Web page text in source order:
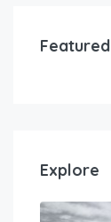
Featured
Explore